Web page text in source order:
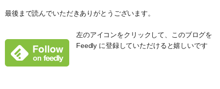
最後まで読んでいただきありがとうございます。
左のアイコンをクリックして、このブログを
Feedly に登録していただけると嬉しいです